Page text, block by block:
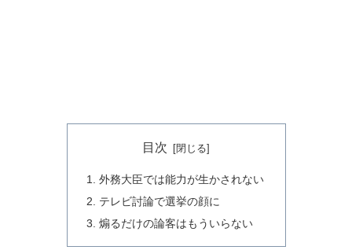
目次
外務大臣では能力が生かされない
テレビ討論で選挙の顔に
煽るだけの論客はもういらない